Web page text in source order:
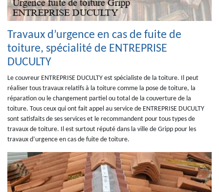
Travaux d’urgence en cas de fuite de
toiture, spécialité de ENTREPRISE
DUCULTY
Le couvreur ENTREPRISE DUCULTY est spécialiste de la toiture. Il peut
réaliser tous travaux relatifs à la toiture comme la pose de toiture, la
réparation ou le changement partiel ou total de la couverture de la
toiture. Tous ceux qui ont fait appel au service de ENTREPRISE DUCULTY
sont satisfaits de ses services et le recommandent pour tous types de
travaux de toiture. Il est surtout réputé dans la ville de Gripp pour les
travaux d’urgence en cas de fuite de toiture.